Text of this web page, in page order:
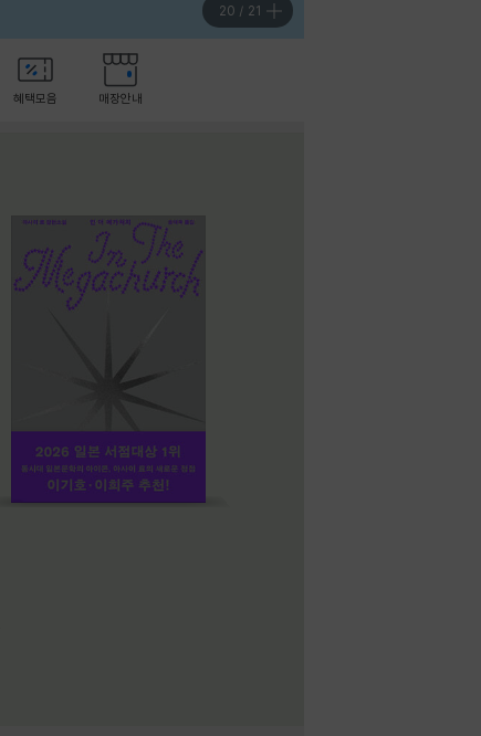
20 / 21
혜택모음 매장안내